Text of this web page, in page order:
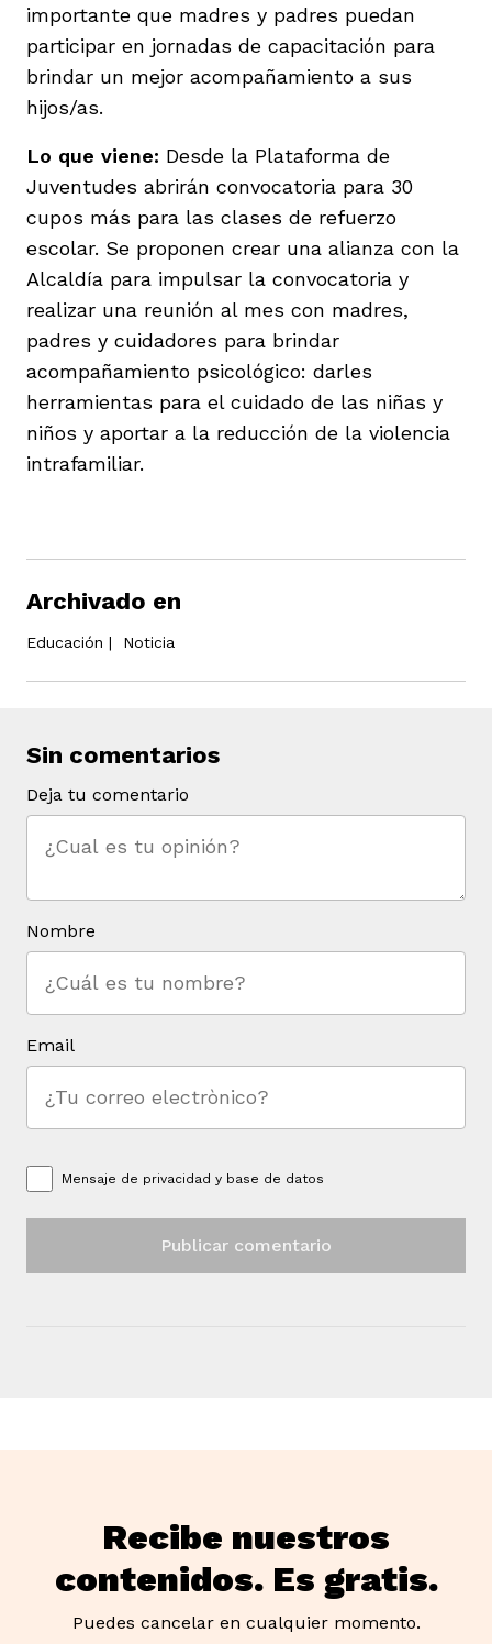
importante que madres y padres puedan
participar en jornadas de capacitación para
brindar un mejor acompañamiento a sus
hijos/as.
Lo que viene: Desde la Plataforma de
Juventudes abrirán convocatoria para 30
cupos más para las clases de refuerzo
escolar. Se proponen crear una alianza con la
Alcaldía para impulsar la convocatoria y
realizar una reunión al mes con madres,
padres y cuidadores para brindar
acompañamiento psicológico: darles
herramientas para el cuidado de las niñas y
niños y aportar a la reducción de la violencia
intrafamiliar.
Archivado en
Educación | Noticia
Sin comentarios
Deja tu comentario
Nombre
Email
Mensaje de privacidad y base de datos
Recibe nuestros
contenidos. Es gratis.
Puedes cancelar en cualquier momento.